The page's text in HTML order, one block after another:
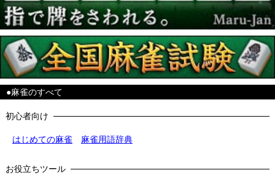
●麻雀のすべて
初心者向け
はじめての麻雀 麻雀用語辞典
お役立ちツール